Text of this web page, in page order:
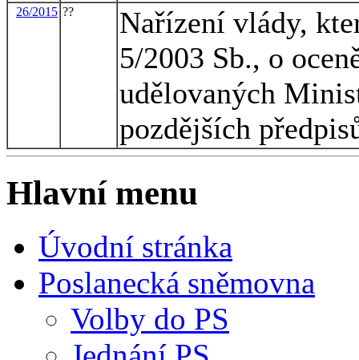
26/2015 ??
Nařízení vlády,
5/2003 Sb., o
udělovaných
pozdějších
Hlavní menu
Úvodní stránka
Poslanecká sněmovna
Volby do PS